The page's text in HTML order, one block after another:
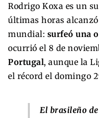
Rodrigo Koxa es un
últimas horas
mundial: surfeó una
ocurrió el 8 de
Portugal, aunque la
el récord el domingo
El brasileño